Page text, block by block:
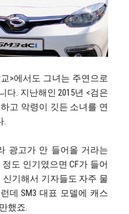
>에서도 그녀는 주연으로
다. 지난해인 2015년 <검은
고 악령이 깃든 소녀를 연
.
광고가 안 들어올 거라는
도 인기였으면 CF가 들어
기해서 기자들도 자주 물
데 SM3 대표 모델에 캐스
했죠.